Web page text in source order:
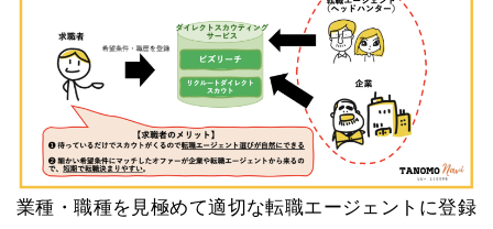
業種・職種を見極めて適切な転職エージェントに登録